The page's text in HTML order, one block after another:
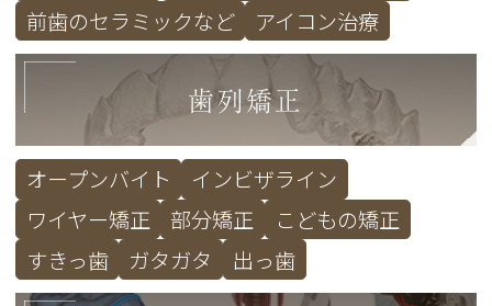
前歯のセラミックなど アイコン治療
歯列矯正
オープンバイト
インビザライン
ワイヤー矯正
部分矯正
こどもの矯正
すきっ歯
ガタガタ 出っ歯